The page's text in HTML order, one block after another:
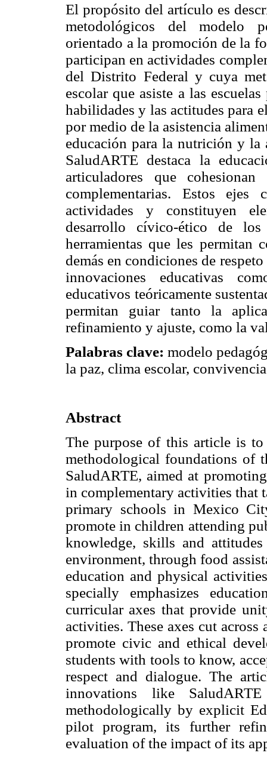
El propósito del artículo es
metodológicos del modelo
orientado a la promoción de la
participan en actividades
del Distrito Federal y cuya
escolar que asiste a las
habilidades y las actitudes para
por medio de la asistencia
educación para la nutrición y
SaludARTE destaca la
articuladores que
complementarias. Estos
actividades y constituyen
desarrollo cívico-ético de
herramientas que les permitan
demás en condiciones de
innovaciones educativas
educativos teóricamente
permitan guiar tanto la
refinamiento y ajuste, como la
Palabras clave: modelo
la paz, clima escolar,
Abstract
The purpose of this article is to
methodological foundations of
SaludARTE, aimed at
in complementary activities that
primary schools in Mexico
promote in children attending
knowledge, skills and
environment, through food
education and physical
specially emphasizes
curricular axes that provide
activities. These axes cut
promote civic and ethical
students with tools to know,
respect and dialogue. The
innovations like
methodologically by explicit
pilot program, its further
evaluation of the impact of its